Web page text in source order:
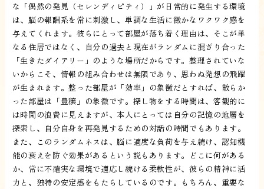
な「偶然の発見（セレンディピティ）」が日常的に発生する環境
は、脳の報酬系を常に刺激し、単調な生活に微かなワクワク感を
与えてくれます。彼らにとって部屋が落ち着く理由は、そこが単
なる住居ではなく、自分の過去と現在がランダムに混ざり合った
「生きたダイアリー」のような場所だからです。整理されていな
いからこそ、情報の組み合わせは無限であり、思わぬ発想の飛躍
が生まれます。整った部屋が「効率」の象徴だとすれば、散らか
った部屋は「豊穣」の象徴です。探し物をする時間は、客観的に
は時間の浪費に見えますが、本人にとっては自分の記憶の地層を
探索し、自分自身を再発見するための対話の時間でもあります。
また、このランダムネスは、脳に適度な負荷を与え続け、認知機
能の衰えを防ぐ効果があるという説もあります。どこに何がある
か、常に不確実な環境で適応し続ける柔軟性が、彼らの精神に活
力と、独特の安定感をもたらしているのです。もちろん、重要な